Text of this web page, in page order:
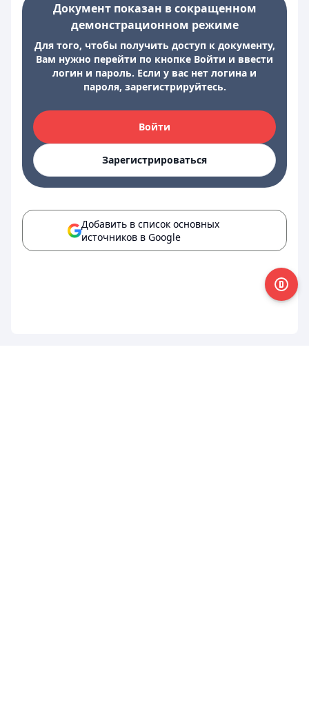
Документ показан в сокращенном
демонстрационном режиме
Для того, чтобы получить доступ к документу,
Вам нужно перейти по кнопке Войти и ввести
логин и пароль. Если у вас нет логина и
пароля, зарегистрируйтесь.
Войти
Зарегистрироваться
Добавить в список основных
источников в Google